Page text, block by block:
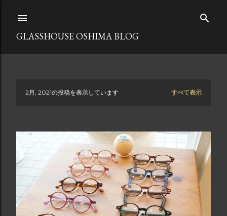
スキップしてメイン コンテンツに移動
GLASSHOUSE OSHIMA BLOG
投
2月, 2021の投稿を表示しています すべて表示